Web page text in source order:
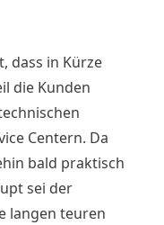
dass in Kürze
die Kunden
Centern. Da
bald praktisch
sei der
langen teuren